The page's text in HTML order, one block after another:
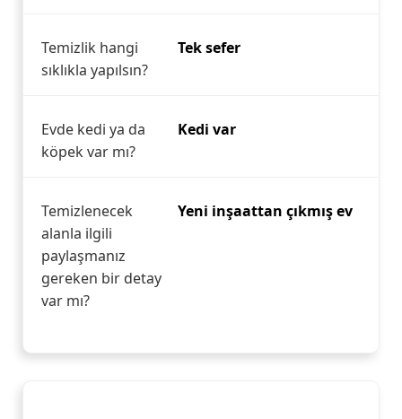
Temizlik hangi
sıklıkla yapılsın?
Tek sefer
Evde kedi ya da
köpek var mı?
Kedi var
Temizlenecek
alanla ilgili
paylaşmanız
gereken bir detay
var mı?
Yeni inşaattan çıkmış ev